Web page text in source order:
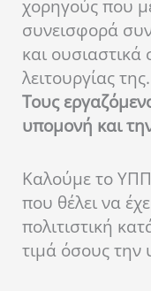
χορηγούς που
συνεισφορά
και ουσιαστικά
λειτουργίας της.
Τους
υπομονή και
Καλούμε το
που θέλει να
πολιτιστική
τιμά όσους την